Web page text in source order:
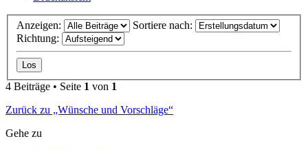
Anzeigen:
Sortiere nach:
Richtung:
4 Beiträge • Seite 1 von 1
Zurück zu „Wünsche und Vorschläge“
Gehe zu